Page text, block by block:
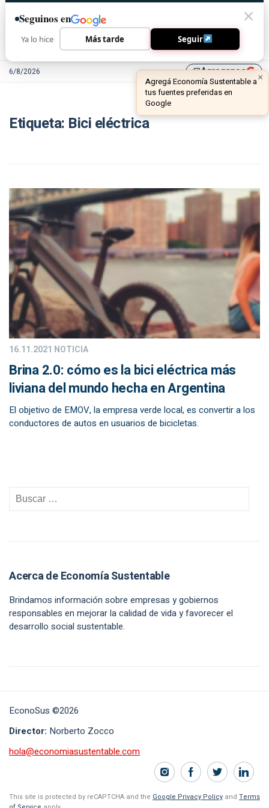
6/8/2026 library_addAgreganos ×
Agregá Economía Sustentable a
tus fuentes preferidas en
Google
Etiqueta: Bici eléctrica
16.11.2021 NOTICIA
Brina 2.0: cómo es la bici eléctrica más
liviana del mundo hecha en Argentina
El objetivo de EMOV, la empresa verde local, es convertir a los
conductores de autos en usuarios de bicicletas.
Acerca de Economía Sustentable
Brindamos información sobre empresas y gobiernos
responsables en mejorar la calidad de vida y favorecer el
desarrollo social sustentable.
EconoSus ©2026
Director: Norberto Zocco
hola@economiasustentable.com
This site is protected by reCAPTCHA and the Google Privacy Policy and Terms
Seguinos en
Ya lo hice Más tarde Seguir